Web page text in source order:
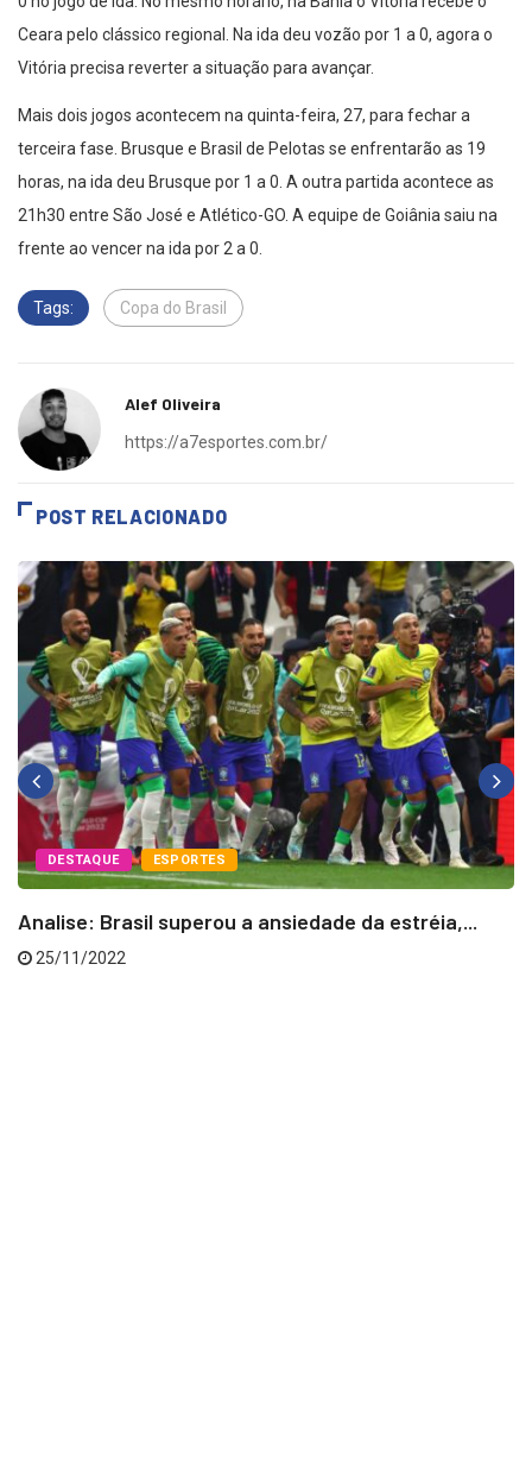
0 no jogo de ida. No mesmo horário, na Bahia o Vitória recebe o
Ceara pelo clássico regional. Na ida deu vozão por 1 a 0, agora o
Vitória precisa reverter a situação para avançar.
Mais dois jogos acontecem na quinta-feira, 27, para fechar a
terceira fase. Brusque e Brasil de Pelotas se enfrentarão as 19
horas, na ida deu Brusque por 1 a 0. A outra partida acontece as
21h30 entre São José e Atlético-GO. A equipe de Goiânia saiu na
frente ao vencer na ida por 2 a 0.
Tags: Copa do Brasil
Alef Oliveira
https://a7esportes.com.br/
POST RELACIONADO
DESTAQUE ESPORTES
Analise: Brasil superou a ansiedade da estréia,...
25/11/2022